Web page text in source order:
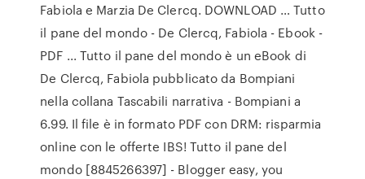
Fabiola e Marzia De Clercq. DOWNLOAD … Tutto
il pane del mondo - De Clercq, Fabiola - Ebook -
PDF ... Tutto il pane del mondo è un eBook di
De Clercq, Fabiola pubblicato da Bompiani
nella collana Tascabili narrativa - Bompiani a
6.99. Il file è in formato PDF con DRM: risparmia
online con le offerte IBS! Tutto il pane del
mondo [8845266397] - Blogger easy, you